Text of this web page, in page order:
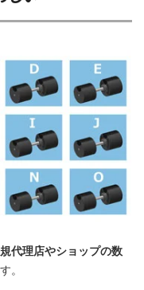
代理店やショップの数
。